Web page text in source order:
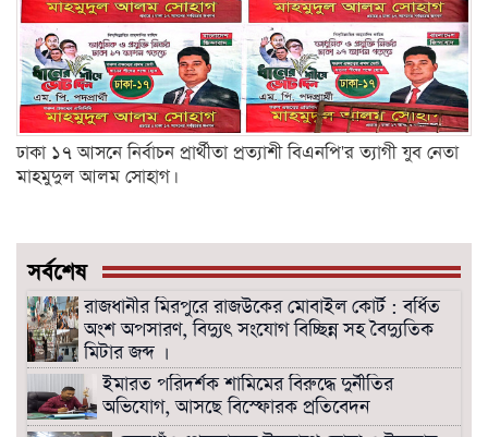
ঢাকা ১৭ আসনে নির্বাচন প্রার্থীতা প্রত্যাশী বিএনপি'র ত্যাগী যুব নেতা
মাহমুদুল আলম সোহাগ।
সর্বশেষ
রাজধানীর মিরপুরে রাজউকের মোবাইল কোর্ট : বর্ধিত
অংশ অপসারণ, বিদ্যুৎ সংযোগ বিচ্ছিন্ন সহ বৈদ্যুতিক
মিটার জব্দ ।
ইমারত পরিদর্শক শামিমের বিরুদ্ধে দুর্নীতির
অভিযোগ, আসছে বিস্ফোরক প্রতিবেদন